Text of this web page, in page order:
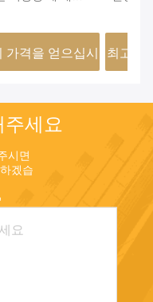
및 사용자 지정
선택에 이상적입
가격을 얻으십시
관 맞춤
향상시
최고의
세요
시면
겠습